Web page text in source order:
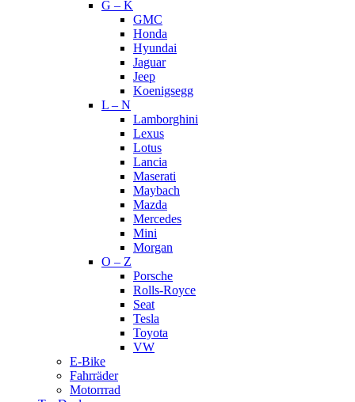
G – K
GMC
Honda
Hyundai
Jaguar
Jeep
Koenigsegg
L – N
Lamborghini
Lexus
Lotus
Lancia
Maserati
Maybach
Mazda
Mercedes
Mini
Morgan
O – Z
Porsche
Rolls-Royce
Seat
Tesla
Toyota
VW
E-Bike
Fahrräder
Motorrrad